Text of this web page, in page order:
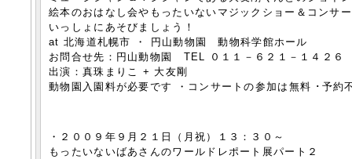
絵本のおはなし会やもったいないマジックショー＆コンサ
いっしょにあそびましょう！
at 北海道札幌市 ・ 円山動物園 動物科学館ホール
お問合せ先：円山動物園 TEL ０１１－６２１－１４２６
出演：真珠まりこ + 大友剛
動物園入園料が必要です ・コンサートの参加は無料 ･予約
・２００９年９月２１日（月祝）１３：３０～
もったいないばあさんのワールドレポート展パート２